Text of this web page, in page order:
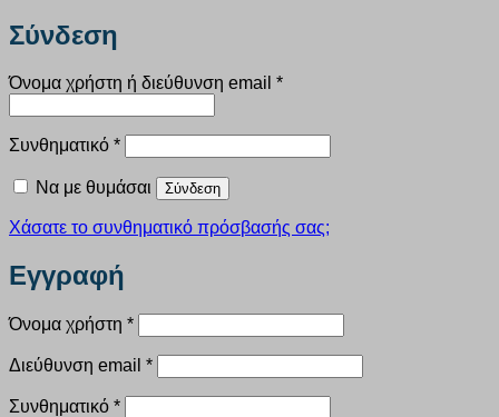
Σύνδεση
Όνομα χρήστη ή διεύθυνση email *Απαιτείται
Συνθηματικό *Απαιτείται
Να με θυμάσαι Σύνδεση
Χάσατε το συνθηματικό πρόσβασής σας;
Εγγραφή
Όνομα χρήστη *Απαιτείται
Διεύθυνση email *Απαιτείται
Συνθηματικό *Απαιτείται